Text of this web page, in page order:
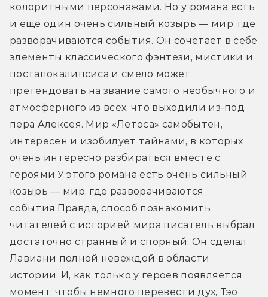
колоритными персонажами. Но у романа есть
и ещё один очень сильный козырь — мир, где
разворачиваются события. Он сочетает в себе
элементы классического фэнтези, мистики и
постапокалипсиса и смело может
претендовать на звание самого необычного и
атмосферного из всех, что выходили из-под
пера Алексея. Мир «Летоса» самобытен,
интересен и изобилует тайнами, в которых
очень интересно разбираться вместе с
героями.У этого романа есть очень сильный
козырь — мир, где разворачиваются
события.Правда, способ познакомить
читателей с историей мира писатель выбрал
достаточно странный и спорный. Он сделал
Лавиани полной невеждой в области
истории. И, как только у героев появляется
момент, чтобы немного перевести дух, Тэо